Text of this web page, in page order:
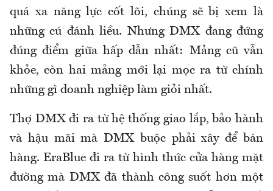
quá xa năng lực cốt lõi, chúng sẽ bị xem là
những cú đánh liều. Nhưng DMX đang đứng
đúng điểm giữa hấp dẫn nhất: Mảng cũ vẫn
khỏe, còn hai mảng mới lại mọc ra từ chính
những gì doanh nghiệp làm giỏi nhất.
Thợ DMX đi ra từ hệ thống giao lắp, bảo hành
và hậu mãi mà DMX buộc phải xây để bán
hàng. EraBlue đi ra từ hình thức cửa hàng mặt
đường mà DMX đã thành công suốt hơn một